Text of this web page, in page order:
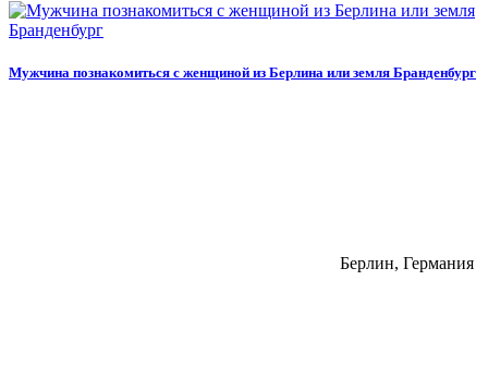
Мужчина познакомиться с женщиной из Берлина или земля Бранденбург
Берлин, Германия